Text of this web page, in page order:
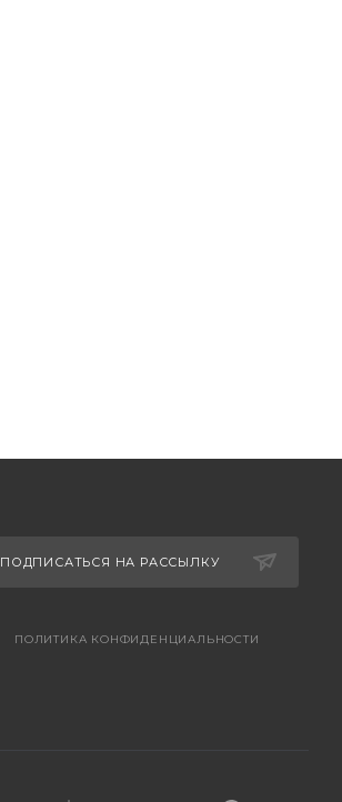
ПОДПИСАТЬСЯ НА РАССЫЛКУ
ПОЛИТИКА КОНФИДЕНЦИАЛЬНОСТИ